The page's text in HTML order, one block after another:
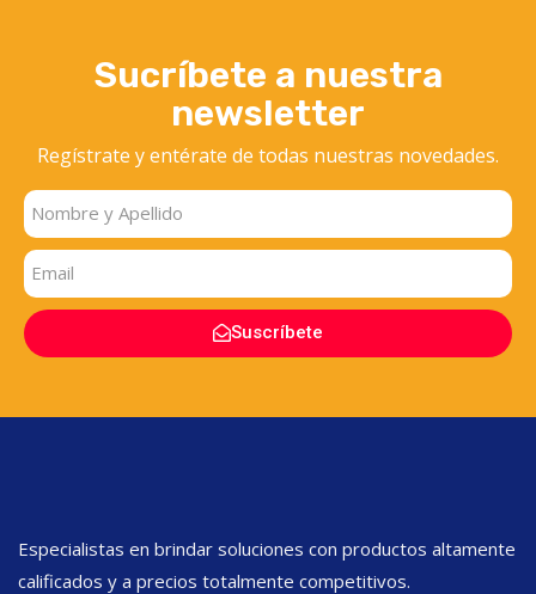
Sucríbete a nuestra
newsletter
Regístrate y entérate de todas nuestras novedades.
Suscríbete
Especialistas en brindar soluciones con productos altamente
calificados y a precios totalmente competitivos.